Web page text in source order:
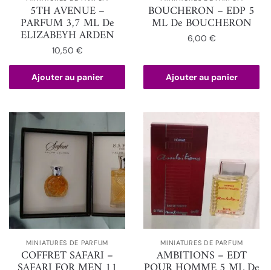
5TH AVENUE –
PARFUM 3,7 ML De
ELIZABEYH ARDEN
10,50 €
Ajouter au panier
BOUCHERON – EDP 5
ML De BOUCHERON
6,00 €
Ajouter au panier
MINIATURES DE PARFUM
COFFRET SAFARI –
MINIATURES DE PARFUM
AMBITIONS – EDT